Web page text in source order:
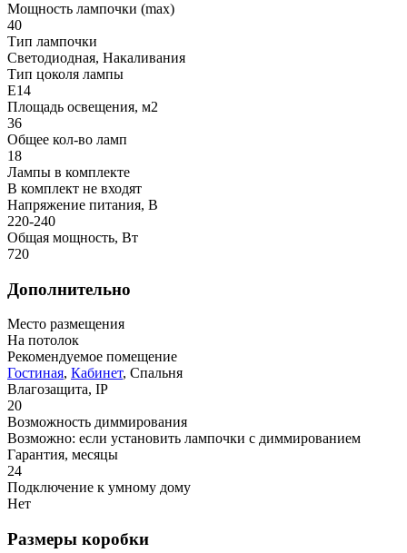
Мощность лампочки (max)
40
Тип лампочки
Светодиодная, Накаливания
Тип цоколя лампы
E14
Площадь освещения, м2
36
Общее кол-во ламп
18
Лампы в комплекте
В комплект не входят
Напряжение питания, В
220-240
Общая мощность, Вт
720
Дополнительно
Место размещения
На потолок
Рекомендуемое помещение
Гостиная, Кабинет, Спальня
Влагозащита, IP
20
Возможность диммирования
Возможно: если установить лампочки с диммированием
Гарантия, месяцы
24
Подключение к умному дому
Нет
Размеры коробки